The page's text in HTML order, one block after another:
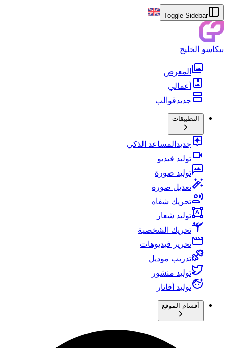
Toggle Sidebar
بيكاسو الخليج
المعرض
أعمالي
جديدقوالب
التطبيقات
جديد المساعد الذكي
توليد فيديو
توليد صورة
تعديل صورة
تحريك شفاه
توليد شعار
تحريك الشخصية
تحرير فيديوهات
تدريب موديل
توليد منشور
توليد أفاتار
أقسام الموقع